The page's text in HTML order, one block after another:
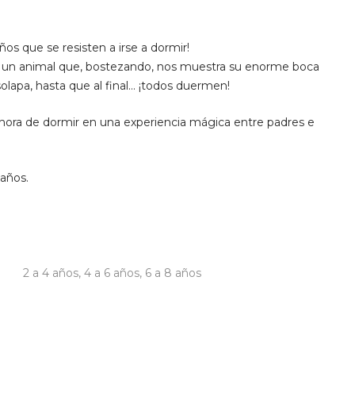
que se resisten a irse a dormir!
animal que, bostezando, nos muestra su enorme boca
hasta que al final… ¡todos duermen!
de dormir en una experiencia mágica entre padres e
2 a 4 años, 4 a 6 años, 6 a 8 años